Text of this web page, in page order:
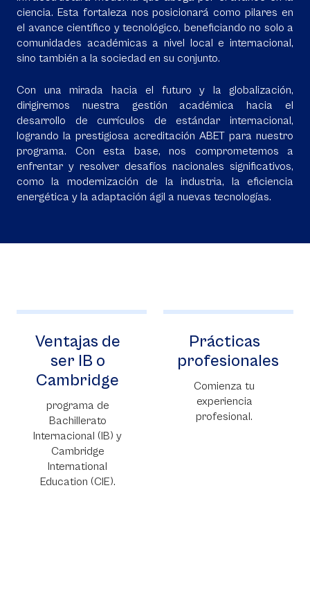
ciencia. Esta fortaleza nos posicionará como pilares en
el avance científico y tecnológico, beneficiando no solo a
comunidades académicas a nivel local e internacional,
sino también a la sociedad en su conjunto.
Con una mirada hacia el futuro y la globalización,
dirigiremos nuestra gestión académica hacia el
desarrollo de currículos de estándar internacional,
logrando la prestigiosa acreditación ABET para nuestro
programa. Con esta base, nos comprometemos a
enfrentar y resolver desafíos nacionales significativos,
como la modernización de la industria, la eficiencia
energética y la adaptación ágil a nuevas tecnologías.
Ventajas de
ser IB o
Cambridge
programa de
Bachillerato
Internacional (IB) y
Cambridge
International
Education (CIE).
Prácticas
profesionales
Comienza tu
experiencia
profesional.